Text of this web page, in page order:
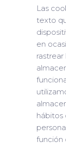
Las
texto
en
hábitos
función